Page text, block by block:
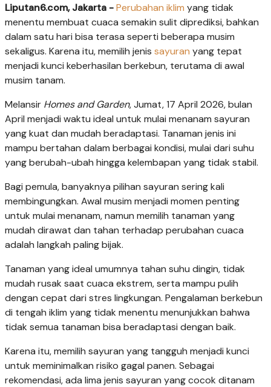
Liputan6.com, Jakarta -Perubahan iklim yang tidak
menentu membuat cuaca semakin sulit diprediksi, bahkan
dalam satu hari bisa terasa seperti beberapa musim
sekaligus. Karena itu, memilih jenis sayuran yang tepat
menjadi kunci keberhasilan berkebun, terutama di awal
musim tanam.
Melansir Homes and Garden, Jumat, 17 April 2026, bulan
April menjadi waktu ideal untuk mulai menanam sayuran
yang kuat dan mudah beradaptasi. Tanaman jenis ini
mampu bertahan dalam berbagai kondisi, mulai dari suhu
yang berubah-ubah hingga kelembapan yang tidak stabil.
Bagi pemula, banyaknya pilihan sayuran sering kali
membingungkan. Awal musim menjadi momen penting
untuk mulai menanam, namun memilih tanaman yang
mudah dirawat dan tahan terhadap perubahan cuaca
adalah langkah paling bijak.
Tanaman yang ideal umumnya tahan suhu dingin, tidak
mudah rusak saat cuaca ekstrem, serta mampu pulih
dengan cepat dari stres lingkungan. Pengalaman berkebun
di tengah iklim yang tidak menentu menunjukkan bahwa
tidak semua tanaman bisa beradaptasi dengan baik.
Karena itu, memilih sayuran yang tangguh menjadi kunci
untuk meminimalkan risiko gagal panen. Sebagai
rekomendasi, ada lima jenis sayuran yang cocok ditanam